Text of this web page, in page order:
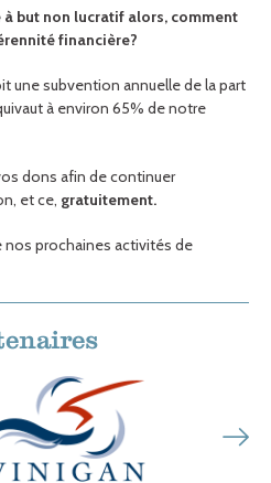
but non lucratif alors, comment
financière?
une subvention annuelle de la part
à environ 65% de notre
dons afin decontinuer
et ce, gratuitement.
nos prochaines activités de